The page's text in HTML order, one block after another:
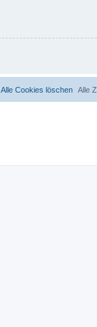
Alle
Alle Cookies löschen